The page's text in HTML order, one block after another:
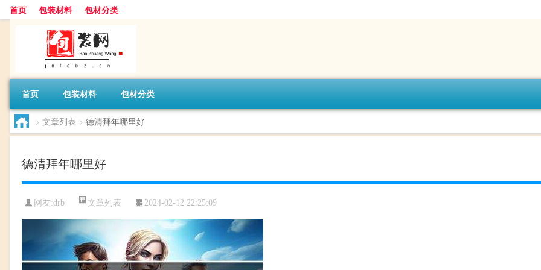
首页 包装材料 包材分类
首页 包装材料 包材分类
> 文章列表 > 德清拜年哪里好
德清拜年哪里好
网友:drb 文章列表 2024-02-12 22:25:09